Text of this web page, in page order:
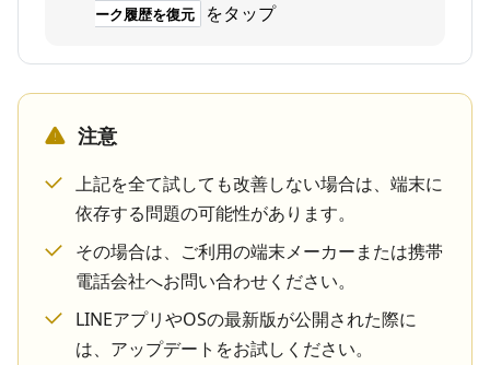
ーク履歴を復元
をタップ
注意
上記を全て試しても改善しない場合は、端末に
依存する問題の可能性があります。
その場合は、ご利用の端末メーカーまたは携帯
電話会社へお問い合わせください。
LINEアプリやOSの最新版が公開された際に
は、アップデートをお試しください。